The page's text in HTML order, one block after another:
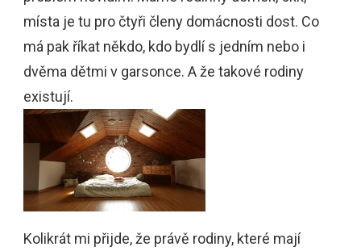
místa je tu pro čtyři členy domácnosti dost. Co
má pak říkat někdo, kdo bydlí s jedním nebo i
dvěma dětmi v garsonce. A že takové rodiny
existují.
Kolikrát mi přijde, že právě rodiny, které mají